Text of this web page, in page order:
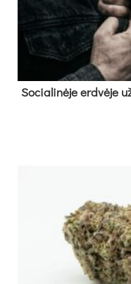
So­cia­li­nė­je erd­vė­je